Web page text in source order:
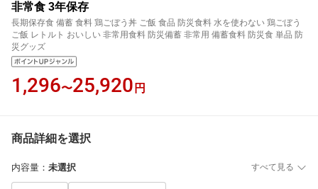
非常食 3年保存
長期保存食 備蓄 食料 鶏ごぼう丼 ご飯 食品 防災食料 水を使わない 鶏ごぼう
ご飯 レトルト おいしい 非常用食料 防災備蓄 非常用 備蓄食料 防災食 単品 防
災グッズ
1,296〜25,920 円
商品詳細を選択
内容量 ： 未選択 すべて見る